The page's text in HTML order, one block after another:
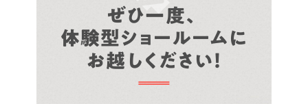
ぜひ一度、
体験型ショールームに
お越しください！